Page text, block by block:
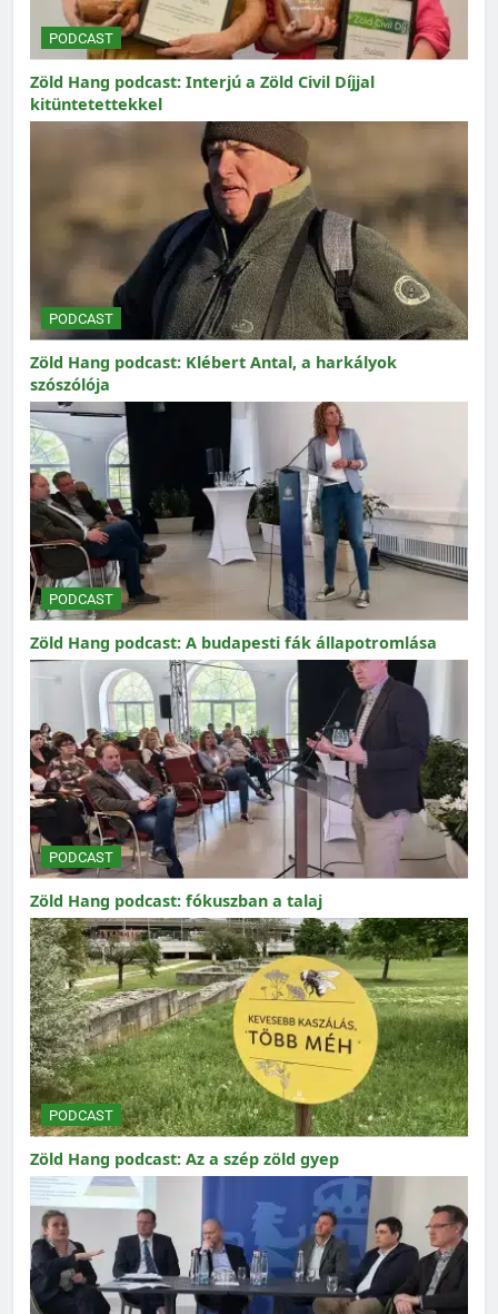
PODCAST
Zöld Hang podcast: Interjú a Zöld Civil Díjjal
kitüntetettekkel
PODCAST
Zöld Hang podcast: Klébert Antal, a harkályok
szószólója
PODCAST
Zöld Hang podcast: A budapesti fák állapotromlása
PODCAST
Zöld Hang podcast: fókuszban a talaj
PODCAST
Zöld Hang podcast: Az a szép zöld gyep